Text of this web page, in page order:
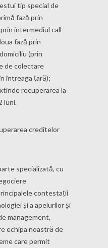
tip special de
fază prin
intermediul call-
fază prin
(prin
de colectare
întreaga țară);
recuperarea la
luni.
creditelor
specializată, cu
contestații
și a apelurilor și
management,
echipa noastră de
care permit